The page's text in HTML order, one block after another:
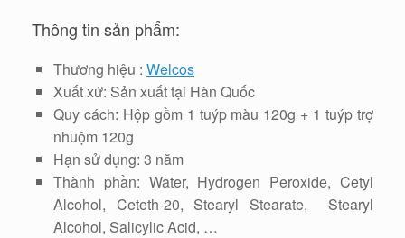
Thông tin sản phẩm:
Thương hiệu : Welcos
Xuất xứ: Sản xuất tại Hàn Quốc
Quy cách: Hộp gồm 1 tuýp màu 120g + 1 tuýp trợ
nhuộm 120g
Hạn sử dụng: 3 năm
Thành phần: Water, Hydrogen Peroxide, Cetyl
Alcohol, Ceteth-20, Stearyl Stearate, Stearyl
Alcohol, Salicylic Acid, …